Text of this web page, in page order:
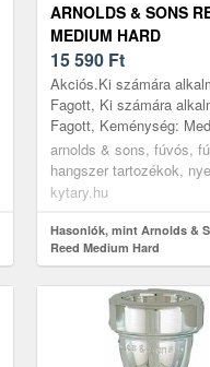
ARNOLDS & SONS
MEDIUM HARD
15 590 Ft
Akciós.Ki számára
Fagott, Ki számára
Fagott, Keménység:
Hard, Darabszám: 1,
helye: Kína
arnolds & sons, fúvós,
hangszer tartozékok,
és szorítók, oboa és fagott
kytary.hu
Hasonlók, mint Arnolds &
Reed Medium Hard